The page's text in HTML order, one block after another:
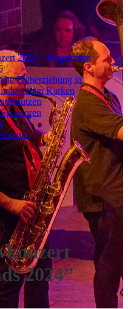
2026 – Programma
Früherziehung in
Karken
2024”